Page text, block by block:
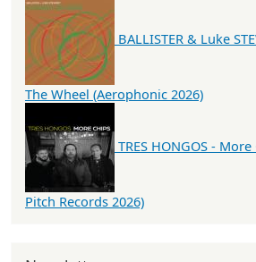
BALLISTER & Luke
The Wheel (Aerophonic 2026)
TRES HONGOS -
Pitch Records 2026)